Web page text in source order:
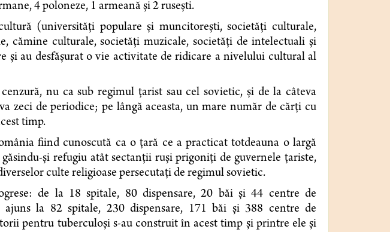
4 poloneze, 1 armeană şi 2 ruseşti.
(universităţi populare şi muncitoreşti, so­cietăţi culturale,
cămine culturale, societăţi mu­zicale, societăţi de intelectuali şi
şi au desfăşurat o vie activitate de ridicare a nivelului cultural al
nu ca sub regimul ţarist sau cel so­vietic, şi de la câteva
zeci de periodice; pe lângă aceasta, un mare număr de cărţi cu
timp.
fiind cunoscută ca o ţară ce a practicat totdeauna o largă
şi refugiu atât sectanţii ruşi prigoniţi de guvernele ţariste,
culte religioase persecutaţi de regimul sovietic.
de la 18 spitale, 80 dispensare, 20 băi şi 44 centre de
ajuns la 82 spitale, 230 dispensare, 171 băi şi 388 centre de
pentru tuberculoşi s-au con­struit în acest timp şi printre ele şi